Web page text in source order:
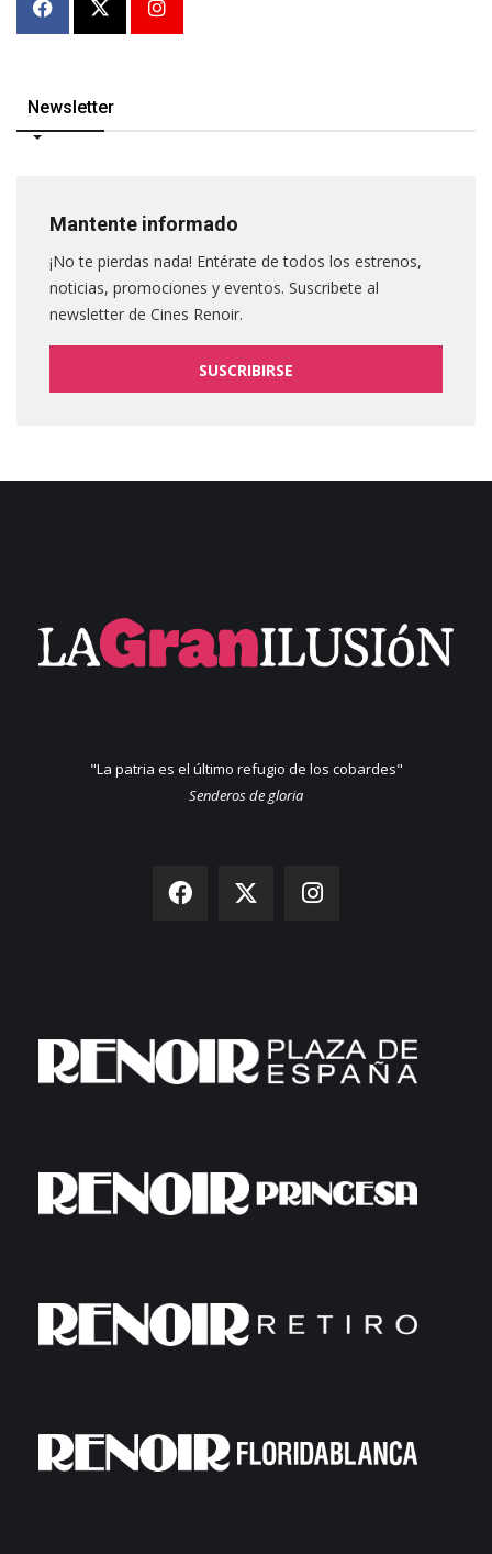
Newsletter
Mantente informado
¡No te pierdas nada! Entérate de todos los estrenos,
noticias, promociones y eventos. Suscribete al
newsletter de Cines Renoir.
SUSCRIBIRSE
"La patria es el último refugio de los cobardes"
Senderos de gloria